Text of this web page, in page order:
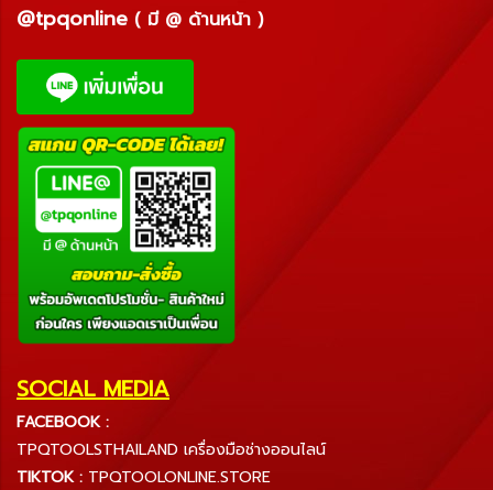
@tpqonline ( มี @ ด้านหน้า )
SOCIAL MEDIA
FACEBOOK :
TPQTOOLSTHAILAND เครื่องมือช่างออนไลน์
TIKTOK : TPQTOOLONLINE.STORE